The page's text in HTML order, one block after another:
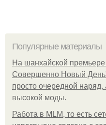
Популярные материалы
На шанхайской
Совершенно Новый
просто очередной
высокой моды.
Работа в MLM, то есть